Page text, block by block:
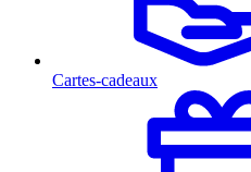
Cartes-cadeaux